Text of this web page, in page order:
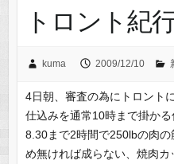
トロント紀
kuma 2009/12/10
4日朝、審査の為にトロント
仕込みを通常10時まで掛か
8.30まで2時間で250lbの肉
め無ければ成らない、焼肉